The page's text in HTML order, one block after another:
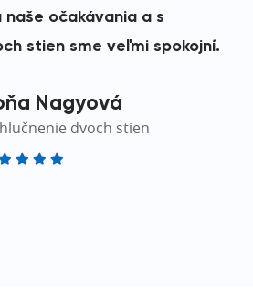
naše očakávania a s
stien sme veľmi spokojní.
Nagyová
dvoch stien